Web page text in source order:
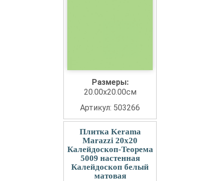
Размеры:
20.00x20.00см
Артикул: 503266
Плитка Kerama
Marazzi 20x20
Калейдоскоп-Теорема
5009 настенная
Калейдоскоп белый
матовая